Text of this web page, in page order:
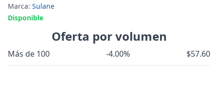
Marca: Sulane
Disponible
Oferta por volumen
Más de 100 -4.00% $57.60